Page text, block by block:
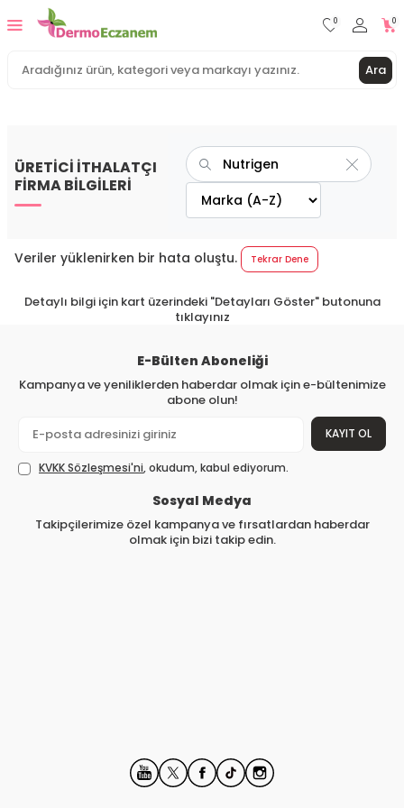
Ara
0 0
ÜRETİCİ İTHALATÇI
FİRMA BİLGİLERİ
Veriler yüklenirken bir hata oluştu. Tekrar Dene
Detaylı bilgi için kart üzerindeki "Detayları Göster" butonuna
tıklayınız
E-Bülten Aboneliği
Kampanya ve yeniliklerden haberdar olmak için e-bültenimize
abone olun!
KAYIT OL
KVKK Sözleşmesi'ni, okudum, kabul ediyorum.
Sosyal Medya
Takipçilerimize özel kampanya ve fırsatlardan haberdar
olmak için bizi takip edin.